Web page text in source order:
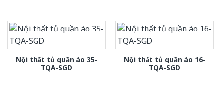
Nội thất tủ quần áo 35-
TQA-SGD
Nội thất tủ quần áo 16-
TQA-SGD